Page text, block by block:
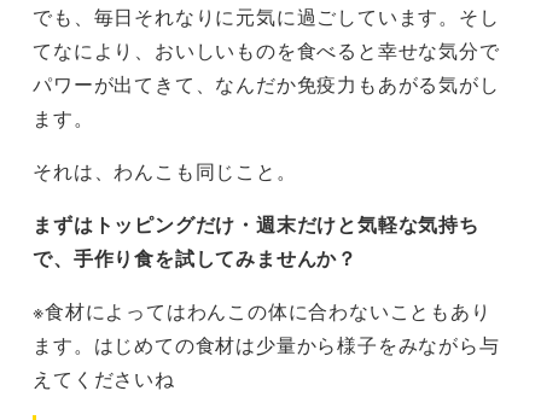
でも、毎日それなりに元気に過ごしています。そし
てなにより、おいしいものを食べると幸せな気分で
パワーが出てきて、なんだか免疫力もあがる気がし
ます。
それは、わんこも同じこと。
まずはトッピングだけ・週末だけと気軽な気持ち
で、手作り食を試してみませんか？
※食材によってはわんこの体に合わないこともあり
ます。はじめての食材は少量から様子をみながら与
えてくださいね